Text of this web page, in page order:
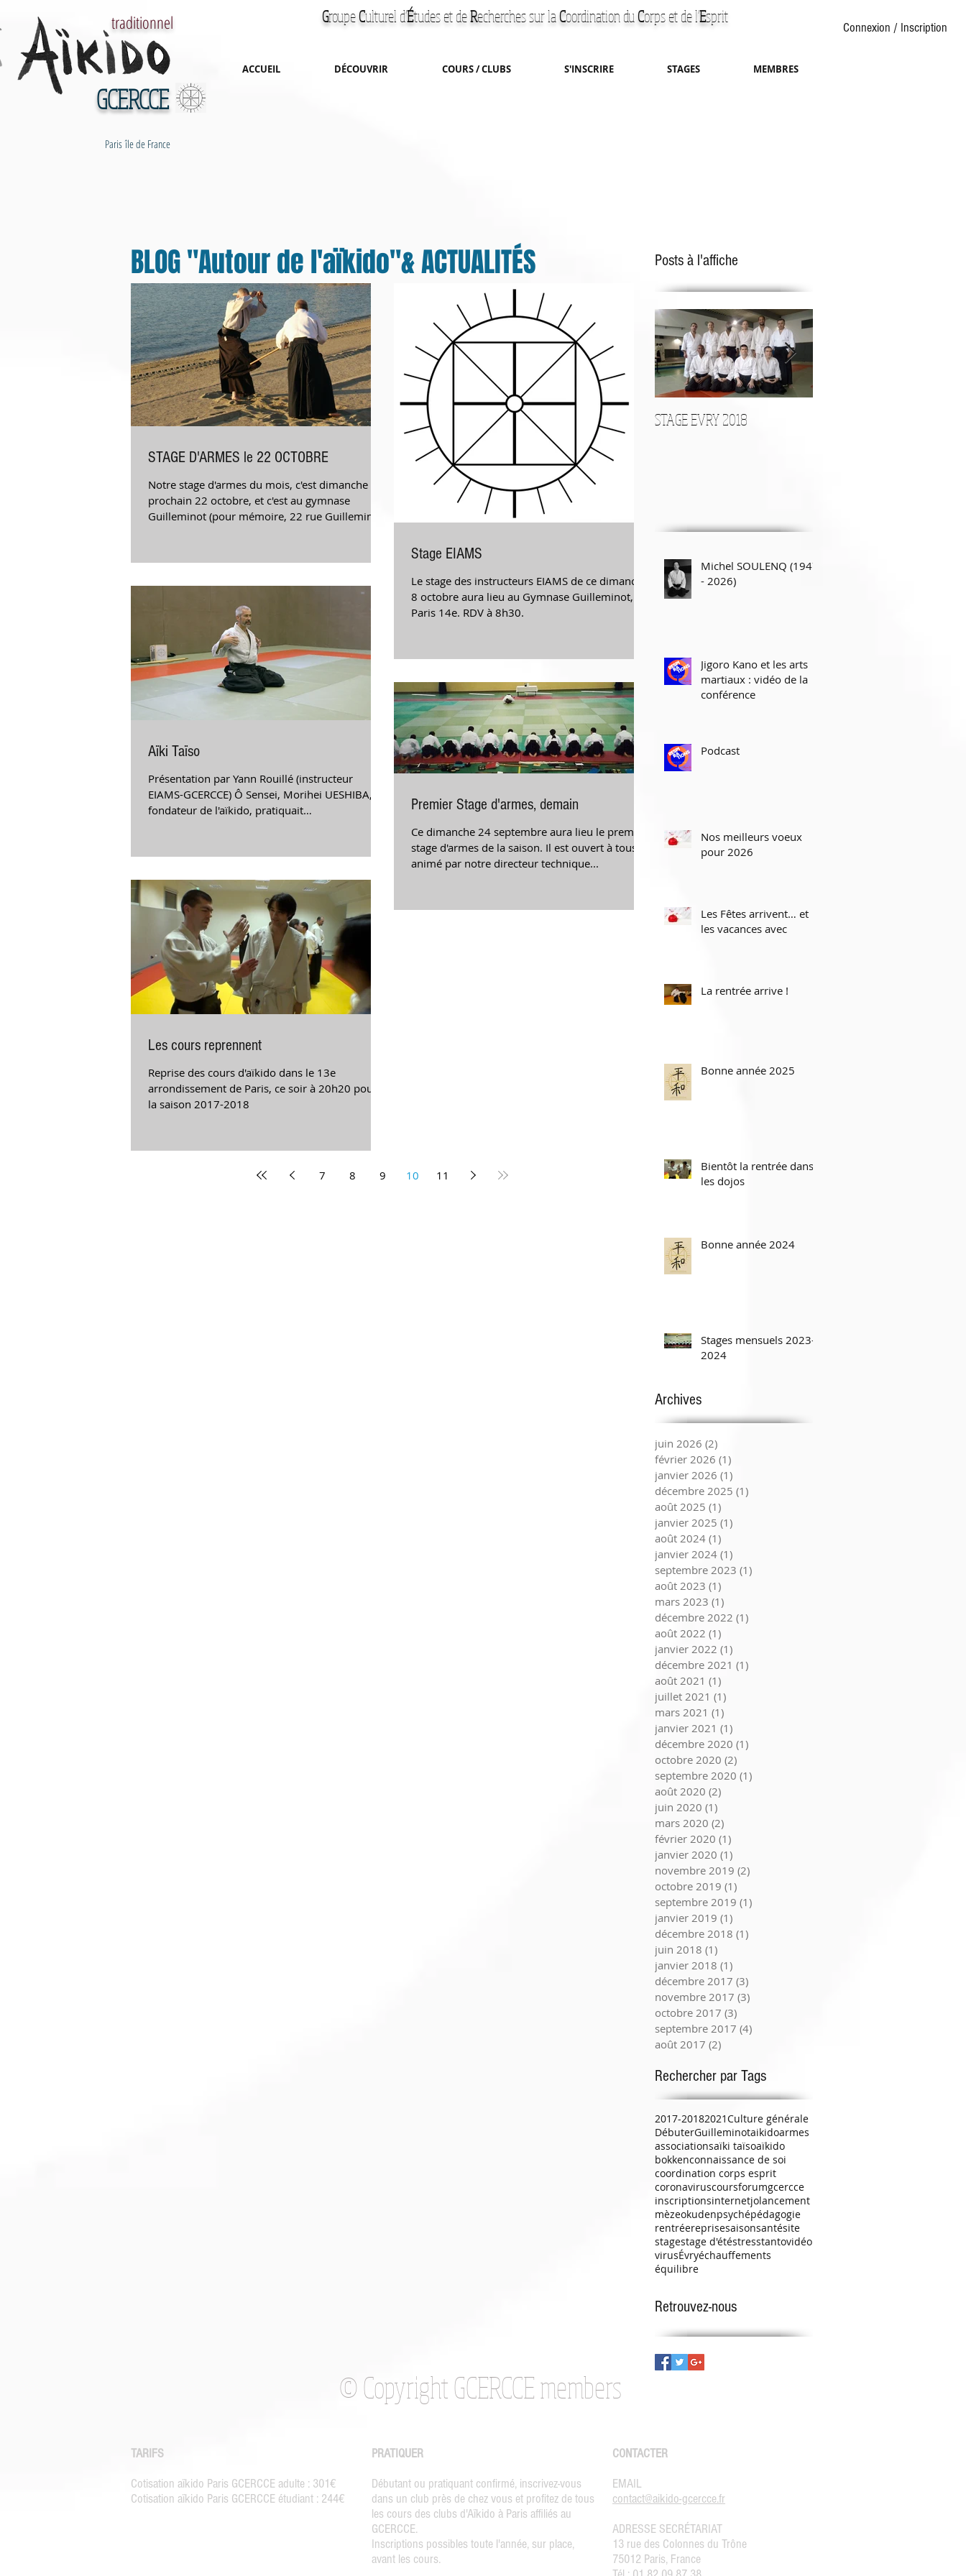
GCERCCE
Paris île de France
traditionnel GroupeCulturel d'Études et deRecherchessur laCoordination duCorps et de l'Esprit
Connexion / Inscription
ACCUEIL DÉCOUVRIR COURS / CLUBS S'INSCRIRE STAGES MEMBRES
STAGE D'ARMES le 22 OCTOBRE
Notre stage d'armes du mois, c'est dimanche
prochain 22 octobre, et c'est au gymnase
Guilleminot (pour mémoire, 22 rue Guilleminot,
Stage EIAMS
Le stage des instructeurs EIAMS de ce dimanche
8 octobre aura lieu au Gymnase Guilleminot,
Paris 14e. RDV à 8h30.
Aïki Taïso
Présentation par Yann Rouillé (instructeur
EIAMS-GCERCCE) Ô Sensei, Morihei UESHIBA, le
fondateur de l'aïkido, pratiquait
Premier Stage d'armes, demain
Ce dimanche 24 septembre aura lieu le premier
stage d'armes de la saison. Il est ouvert à tous et
animé par notre directeur technique...
Les cours reprennent
Reprise des cours d'aïkido dans le 13e
arrondissement de Paris, ce soir à 20h20 pour
la saison 2017-2018
7 8 9 10 11
BLOG "Autour de l'aïkido"& ACTUALITÉS Posts à l'affiche
Posts Récents
STAGE EVRY 2018
Michel SOULENQ (1947
- 2026)
Jigoro Kano et les arts
martiaux : vidéo de la
conférence
Podcast
Nos meilleurs voeux
pour 2026
Les Fêtes arrivent… et
les vacances avec
La rentrée arrive !
Bonne année 2025
Bientôt la rentrée dans
les dojos
Bonne année 2024
Stages mensuels 2023-
2024
Archives
juin 2026 (2)
février 2026 (1)
janvier 2026 (1)
décembre 2025 (1)
août 2025 (1)
janvier 2025 (1)
août 2024 (1)
janvier 2024 (1)
septembre 2023 (1)
août 2023 (1)
mars 2023 (1)
décembre 2022 (1)
août 2022 (1)
janvier 2022 (1)
décembre 2021 (1)
août 2021 (1)
juillet 2021 (1)
mars 2021 (1)
janvier 2021 (1)
décembre 2020 (1)
octobre 2020 (2)
septembre 2020 (1)
août 2020 (2)
juin 2020 (1)
mars 2020 (2)
février 2020 (1)
janvier 2020 (1)
novembre 2019 (2)
octobre 2019 (1)
septembre 2019 (1)
janvier 2019 (1)
décembre 2018 (1)
juin 2018 (1)
janvier 2018 (1)
décembre 2017 (3)
novembre 2017 (3)
octobre 2017 (3)
septembre 2017 (4)
août 2017 (2)
Rechercher par Tags
2017-20182021Culture générale
DébuterGuilleminotaikidoarmes
associationsaïki taïsoaïkido
bokkenconnaissance de soi
coordination corps esprit
coronaviruscoursforumgcercce
inscriptionsinternetjolancement
mèzeokudenpsychépédagogie
rentréereprisesaisonsantésite
stagestage d'étéstresstantovidéo
virusÉvryéchauffements
équilibre
Retrouvez-nous
© Copyright GCERCCE members
TARIFS
Cotisation aïkido Paris GCERCCE adulte : 301€
Cotisation aïkido Paris GCERCCE étudiant : 244€
PRATIQUER
Débutant ou pratiquant confirmé, inscrivez-vous
dans un club près de chez vous et profitez de tous
les cours des clubs d'Aïkido à Paris affiliés au
GCERCCE.
Inscriptions possibles toute l'année, sur place,
avant les cours.
CONTACTER
EMAIL
contact@aikido-gcercce.fr
ADRESSE SECRÉTARIAT
13 rue des Colonnes du Trône
75012 Paris, France